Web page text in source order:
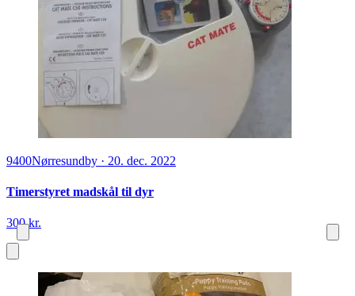
9400Nørresundby · 20. dec. 2022
Timerstyret madskål til dyr
300 kr.